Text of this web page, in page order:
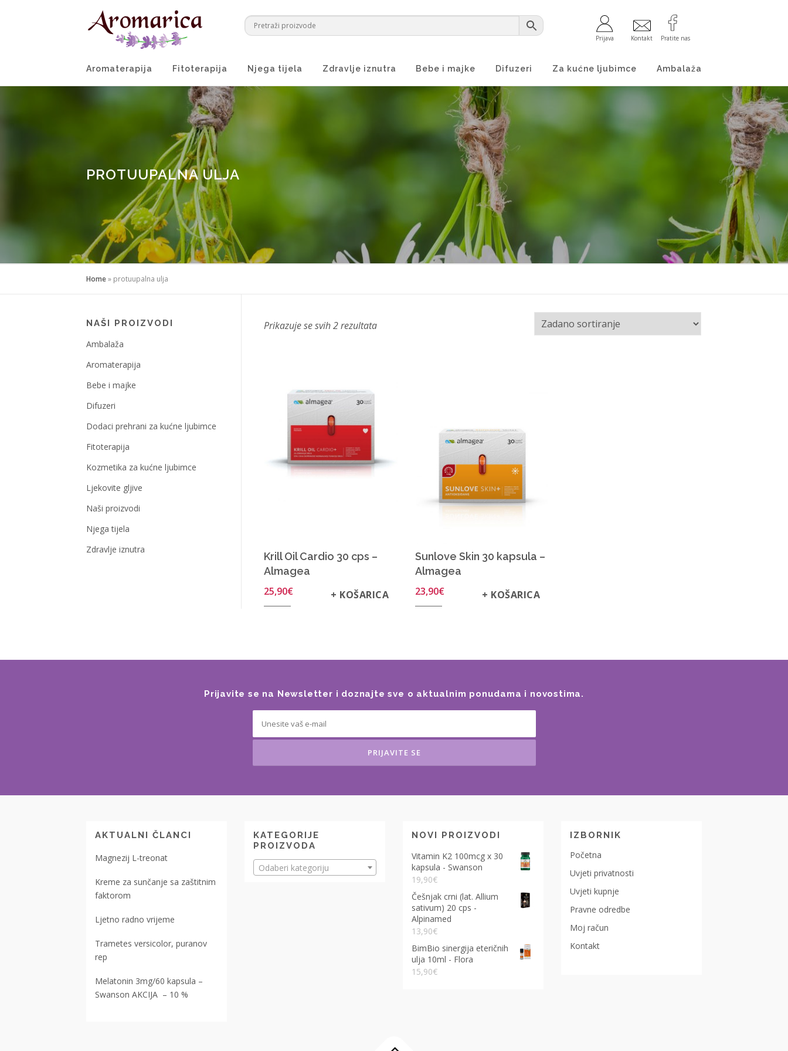
Prijava Kontakt Pratite nas
Aromaterapija Fitoterapija Njega tijela Zdravlje iznutra Bebe i majke Difuzeri Za kućne ljubimce Ambalaža
PROTUUPALNA ULJA
Home» protuupalna ulja
Prikazuje se svih 2 rezultata
Krill Oil Cardio 30 cps –
Almagea
25,90€ + KOŠARICA
Sunlove Skin 30 kapsula –
Almagea
23,90€ + KOŠARICA
NAŠI PROIZVODI
Ambalaža
Aromaterapija
Bebe i majke
Difuzeri
Dodaci prehrani za kućne ljubimce
Fitoterapija
Kozmetika za kućne ljubimce
Ljekovite gljive
Naši proizvodi
Njega tijela
Zdravlje iznutra
Prijavite se na Newsletter i doznajte sve o aktualnim ponudama i novostima.
AKTUALNI ČLANCI
Magnezij L-treonat
Kreme za sunčanje sa zaštitnim
faktorom
Ljetno radno vrijeme
Trametes versicolor, puranov
rep
Melatonin 3mg/60 kapsula –
Swanson AKCIJA – 10 %
KATEGORIJE
PROIZVODA
Odaberi kategoriju
NOVI PROIZVODI
Vitamin K2 100mcg x 30
kapsula - Swanson
19,90€
Češnjak crni (lat. Allium
sativum) 20 cps -
Alpinamed
13,90€
BimBio sinergija eteričnih
ulja 10ml - Flora
15,90€
IZBORNIK
Početna
Uvjeti privatnosti
Uvjeti kupnje
Pravne odredbe
Moj račun
Kontakt